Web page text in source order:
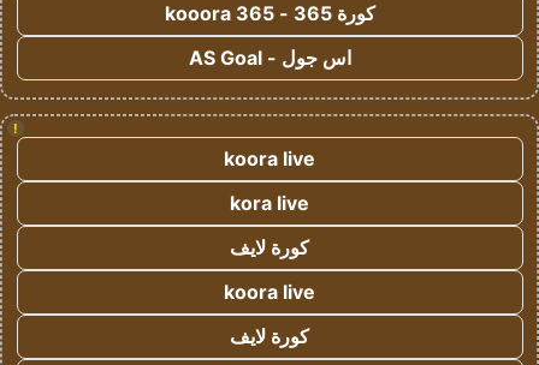
كورة 365 - kooora 365
اس جول - AS Goal
!
koora live
kora live
كورة لايف
koora live
كورة لايف